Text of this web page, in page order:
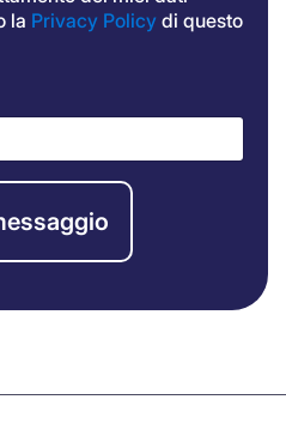
la Privacy Policy di questo